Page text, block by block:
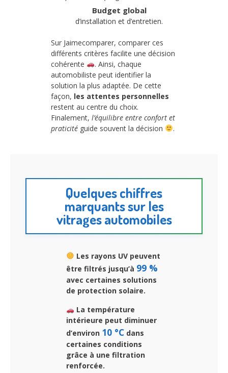
Budget global
d’installation et d’entretien.
Sur Jaimecomparer, comparer ces
différents critères facilite une décision
cohérente
. Ainsi, chaque
automobiliste peut identifier la
solution la plus adaptée. De cette
façon, les attentes personnelles
restent au centre du choix.
Finalement, l’équilibre entre confort et
praticité guide souvent la décision .
Quelques chiffres
marquants sur les
vitrages automobiles
Les rayons UV peuvent
être filtrés jusqu’à 99 %
avec certaines solutions
de protection solaire.
La température
intérieure peut diminuer
d’environ 10 °C dans
certaines conditions
grâce à une filtration
renforcée.